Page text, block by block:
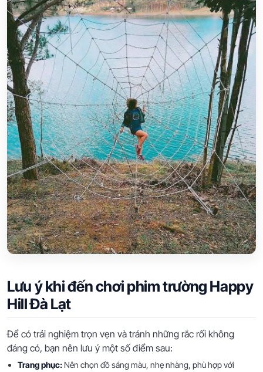
Lưu ý khi đến chơi phim trường Happy
Hill Đà Lạt
Để có trải nghiệm trọn vẹn và tránh những rắc rối không
đáng có, bạn nên lưu ý một số điểm sau:
Trang phục: Nên chọn đồ sáng màu, nhẹ nhàng, phù hợp với